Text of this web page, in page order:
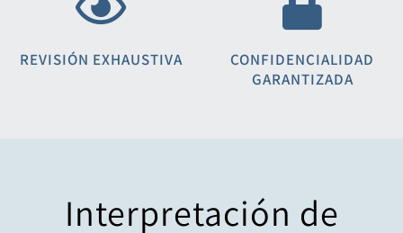
REVISIÓN EXHAUSTIVA
CONFIDENCIALIDAD
GARANTIZADA
Interpretación de